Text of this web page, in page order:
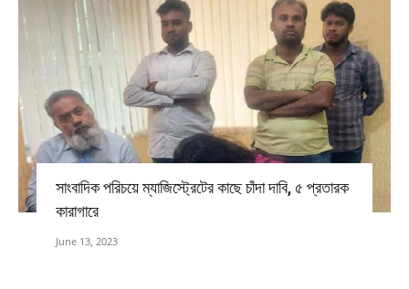
সাংবাদিক পরিচয়ে ম্যাজিস্ট্রেটের কাছে চাঁদা দাবি, ৫ প্রতারক
কারাগারে
June 13, 2023